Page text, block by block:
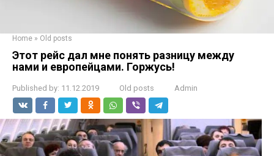
Home » Old posts
Этот рейс дал мне понять разницу между
нами и европейцами. Горжусь!
Published by: 11.12.2019 Old posts Admin